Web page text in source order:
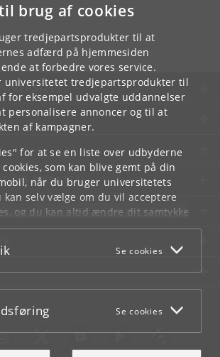
brug af cookies
tredjepartsprodukter til at
adfærd på hjemmesiden
at forbedre vores service.
universitetet tredjepartsprodukter til
for eksempel udvalgte uddannelser
personalisere annoncer og til at
af kampagner.
for at se en liste over udbyderne
som kan blive gemt på din
når du bruger universitetets
kan selv vælge om du vil acceptere
og du kan altid ændre dit samtykke
privatlivspolitiksom du finder i
eller afslå Se cookies
eller afslå Se cookies
OG ANSATTE